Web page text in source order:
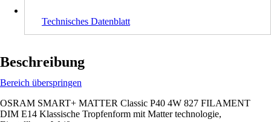
Technisches Datenblatt
Beschreibung
Bereich überspringen
OSRAM SMART+ MATTER Classic P40 4W 827 FILAMENT
DIM E14 Klassische Tropfenform mit Matter technologie,